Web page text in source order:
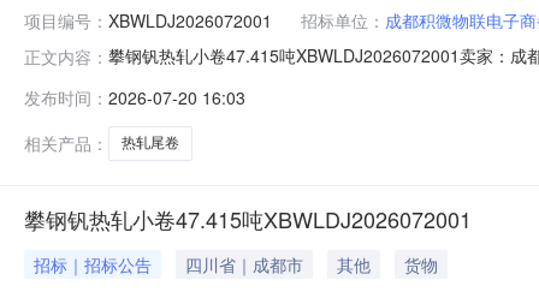
项目编号： XBWLDJ2026072001 招标单位： 成都积微物联电子
正文内容： 攀钢钒热轧小卷47.415吨XBWLDJ2026072001卖家：
1/1.795折边(因非计划产品的特殊性，可能存在与描述
发布时间： 2026-07-20 16:03
相关产品：
热轧尾卷
攀钢钒热轧小卷47.415吨XBWLDJ2026072001
招标｜招标公告 四川省｜成都市 其他
货物